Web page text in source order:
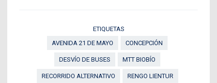
ETIQUETAS
AVENIDA 21 DE MAYO
CONCEPCIÓN
DESVÍO DE BUSES MTT BIOBÍO
RECORRIDO ALTERNATIVO RENGO LIENTUR